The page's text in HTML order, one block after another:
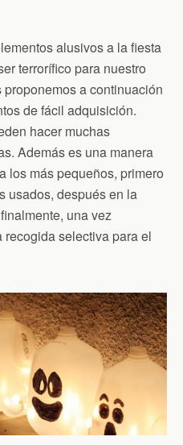
alusivos a la fiesta
terrorífico para nuestro
a continuación
de fácil adquisición.
hacer muchas
Además es una manera
los más pequeños, primero
usados, después en la
una vez
selectiva para el